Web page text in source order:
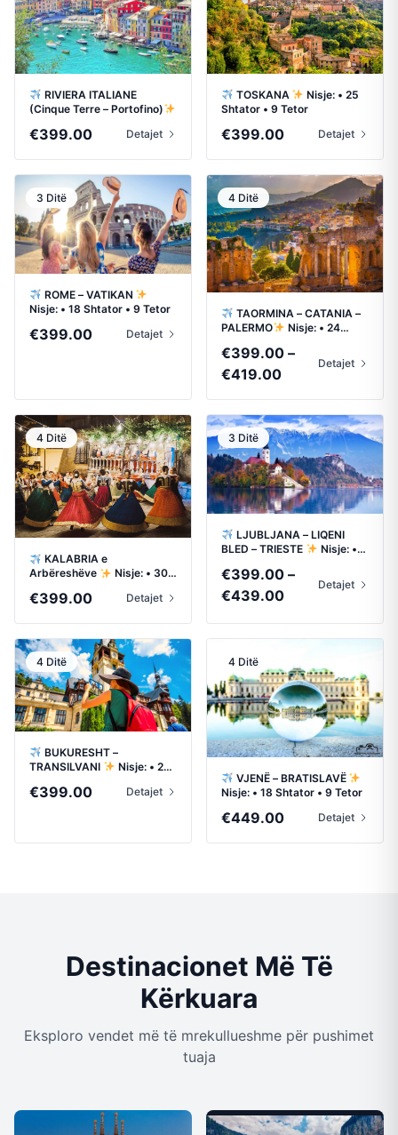
RIVIERA ITALIANE
(Cinque Terre – Portofino)
€399.00 Detajet
TOSKANA
Nisje: • 25
Shtator • 9 Tetor
€399.00 Detajet
3 Ditë
ROME – VATIKAN
Nisje: • 18 Shtator • 9 Tetor
€399.00 Detajet
4 Ditë
TAORMINA – CATANIA –
PALERMO
Nisje: • 24
€399.00 –
€419.00Price
€399.00
through
€419.00
Detajet
4 Ditë
KALABRIA e
Arbëreshëve
Nisje: • 30
€399.00 Detajet
3 Ditë
LJUBLJANA – LIQENI
BLED – TRIESTE
Nisje: •
€399.00 –
€439.00Price
€399.00
€439.00
Detajet
4 Ditë
BUKURESHT –
TRANSILVANI
Nisje: • 23
€399.00 Detajet
4 Ditë
VJENË – BRATISLAVË
Nisje: • 18 Shtator • 9 Tetor
€449.00 Detajet
Destinacionet Më Të
Kërkuara
Eksploro vendet më të mrekullueshme për pushimet
tuaja